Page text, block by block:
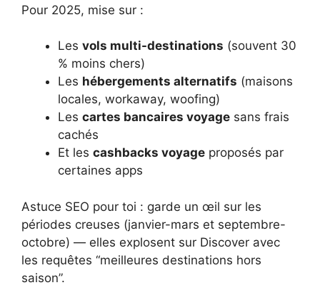
Pour 2025, mise sur :
Les vols multi-destinations (souvent 30
% moins chers)
Les hébergements alternatifs (maisons
locales, workaway, woofing)
Les cartes bancaires voyage sans frais
cachés
Et les cashbacks voyage proposés par
certaines apps
Astuce SEO pour toi : garde un œil sur les
périodes creuses (janvier-mars et septembre-
octobre) — elles explosent sur Discover avec
les requêtes “meilleures destinations hors
saison”.